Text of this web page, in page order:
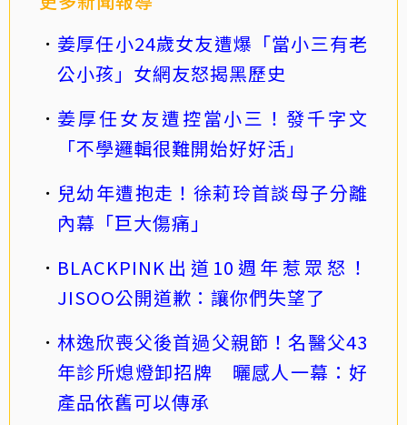
姜厚任小24歲女友遭爆「當小三有老
公小孩」女網友怒揭黑歷史
姜厚任女友遭控當小三！發千字文
「不學邏輯很難開始好好活」
兒幼年遭抱走！徐莉玲首談母子分離
內幕「巨大傷痛」
BLACKPINK出道10週年惹眾怒！
JISOO公開道歉：讓你們失望了
林逸欣喪父後首過父親節！名醫父43
年診所熄燈卸招牌 曬感人一幕：好
產品依舊可以傳承